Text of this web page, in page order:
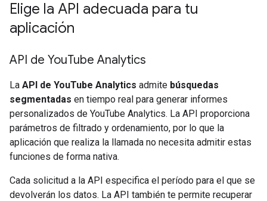
Elige la API adecuada para tu
aplicación
API de YouTube Analytics
La API de YouTube Analytics admite búsquedas
segmentadas en tiempo real para generar informes
personalizados de YouTube Analytics. La API proporciona
parámetros de filtrado y ordenamiento, por lo que la
aplicación que realiza la llamada no necesita admitir estas
funciones de forma nativa.
Cada solicitud a la API especifica el período para el que se
devolverán los datos. La API también te permite recuperar